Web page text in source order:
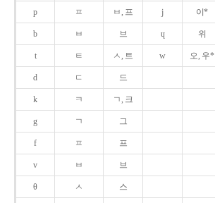
p ㅍ ㅂ, 프 j 이*
b ㅂ 브 ɥ 위
t ㅌ ㅅ, 트 w 오, 우*
d ㄷ 드
k ㅋ ㄱ, 크
g ㄱ 그
f ㅍ 프
v ㅂ 브
θ ㅅ 스